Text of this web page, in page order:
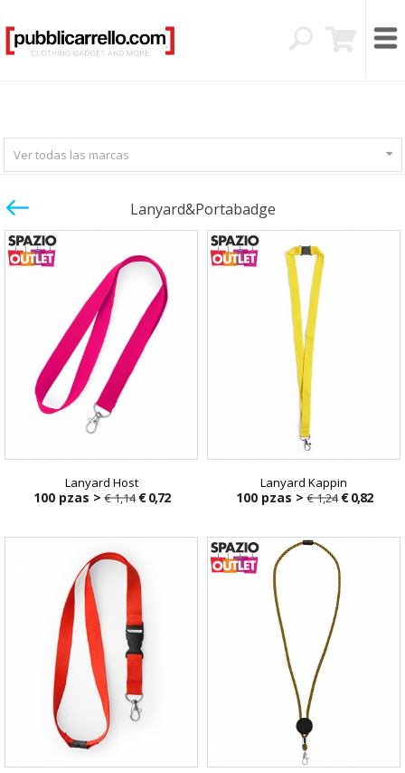
Ver todas las marcas
Lanyard&Portabadge
Lanyard Host
100 pzas >€ 1,14 € 0,72
Lanyard Kappin
100 pzas >€ 1,24 € 0,82